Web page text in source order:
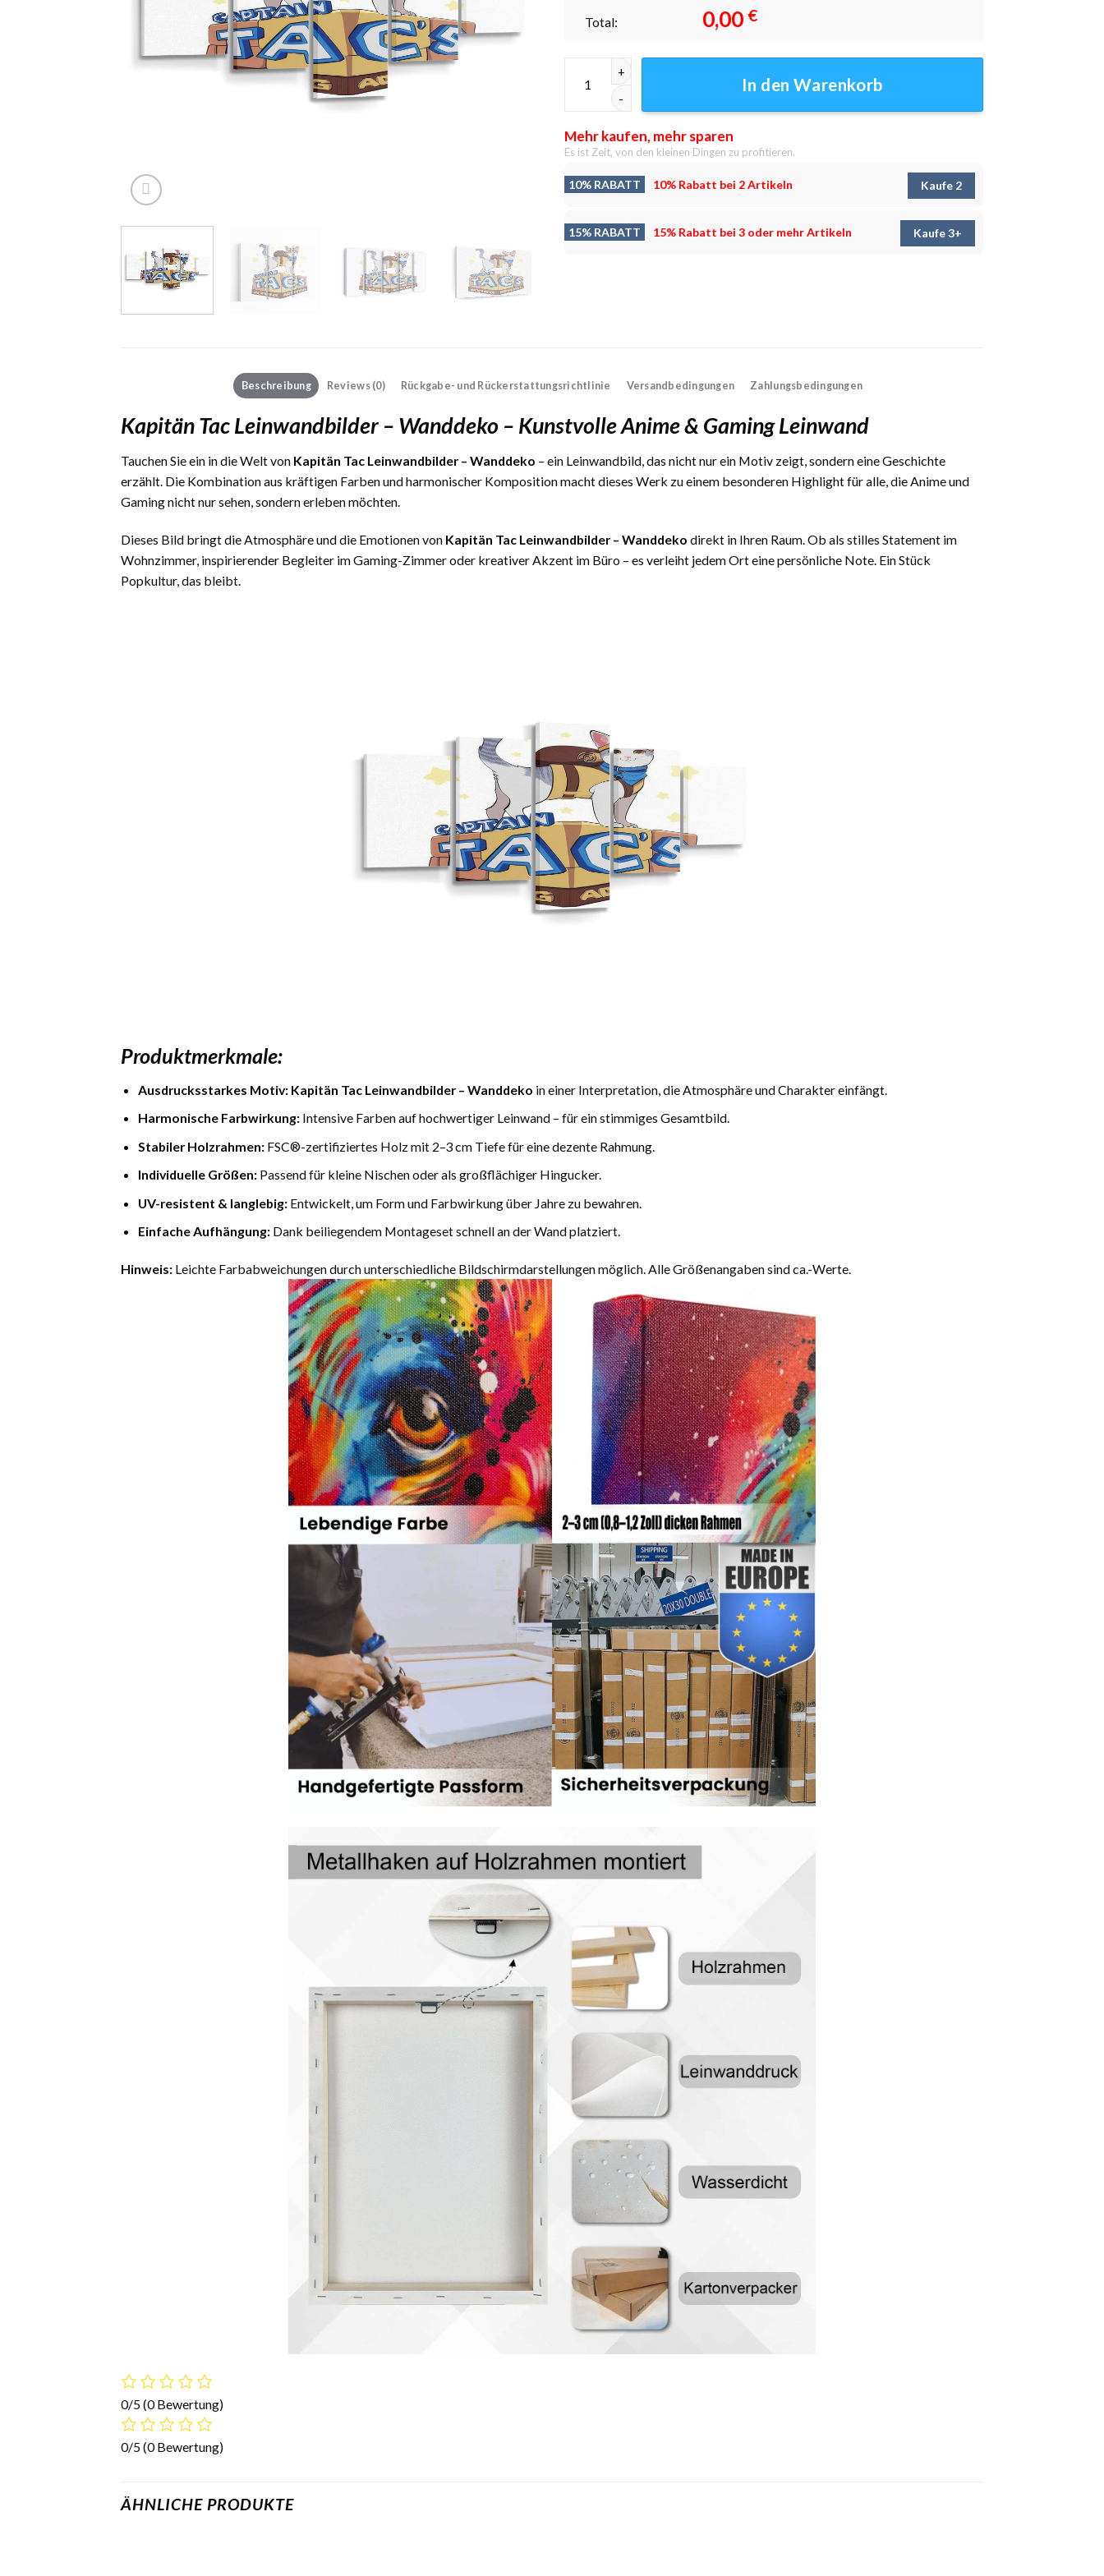
Total: 0,00 €
Kapitän Tac Leinwandbilder - Wanddeko Menge
In den Warenkorb
Mehr kaufen, mehr sparen
Es ist Zeit, von den kleinen Dingen zu profitieren.
10% RABATT 10% Rabatt bei 2 Artikeln Kaufe 2
15% RABATT 15% Rabatt bei 3 oder mehr Artikeln Kaufe 3+
Beschreibung Reviews (0) Rückgabe- und Rückerstattungsrichtlinie Versandbedingungen Zahlungsbedingungen
Kapitän Tac Leinwandbilder – Wanddeko – Kunstvolle Anime & Gaming Leinwand
Tauchen Sie ein in die Welt von Kapitän Tac Leinwandbilder – Wanddeko – ein Leinwandbild, das nicht nur ein Motiv zeigt, sondern eine Geschichte
erzählt. Die Kombination aus kräftigen Farben und harmonischer Komposition macht dieses Werk zu einem besonderen Highlight für alle, die Anime und
Gaming nicht nur sehen, sondern erleben möchten.
Dieses Bild bringt die Atmosphäre und die Emotionen von Kapitän Tac Leinwandbilder – Wanddeko direkt in Ihren Raum. Ob als stilles Statement im
Wohnzimmer, inspirierender Begleiter im Gaming-Zimmer oder kreativer Akzent im Büro – es verleiht jedem Ort eine persönliche Note. Ein Stück
Popkultur, das bleibt.
Produktmerkmale:
Ausdrucksstarkes Motiv: Kapitän Tac Leinwandbilder – Wanddeko in einer Interpretation, die Atmosphäre und Charakter einfängt.
Harmonische Farbwirkung:Intensive Farben auf hochwertiger Leinwand – für ein stimmiges Gesamtbild.
Stabiler Holzrahmen:FSC®-zertifiziertes Holz mit 2–3 cm Tiefe für eine dezente Rahmung.
Individuelle Größen:Passend für kleine Nischen oder als großflächiger Hingucker.
UV-resistent & langlebig:Entwickelt, um Form und Farbwirkung über Jahre zu bewahren.
Einfache Aufhängung:Dank beiliegendem Montageset schnell an der Wand platziert.
Hinweis: Leichte Farbabweichungen durch unterschiedliche Bildschirmdarstellungen möglich. Alle Größenangaben sind ca.-Werte.
0/5(0 Bewertung)
0/5(0 Bewertung)
ÄHNLICHE PRODUKTE